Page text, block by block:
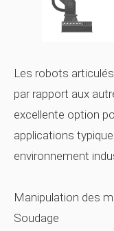
Les robots
par rapport aux
excellente option
applications
environnement
Manipulation des
Soudage